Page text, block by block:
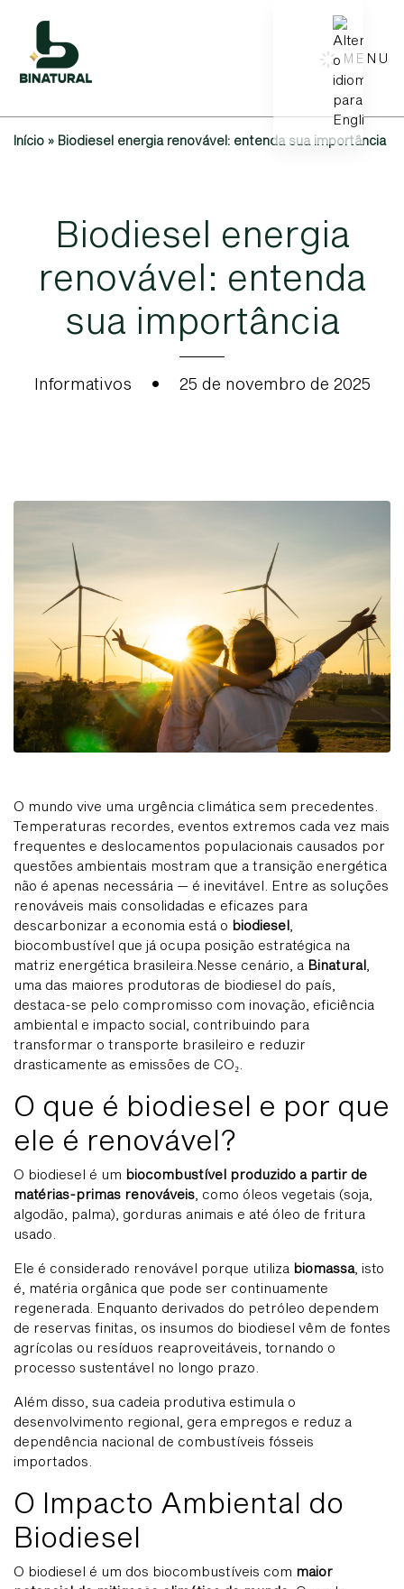
MENU
Início » Biodiesel energia renovável: entenda sua importância
Biodiesel energia
renovável: entenda
sua importância
Informativos • 25 de novembro de 2025
O mundo vive uma urgência climática sem precedentes.
Temperaturas recordes, eventos extremos cada vez mais
frequentes e deslocamentos populacionais causados por
questões ambientais mostram que a transição energética
não é apenas necessária — é inevitável. Entre as soluções
renováveis mais consolidadas e eficazes para
descarbonizar a economia está o biodiesel
biocombustível que já ocupa posição estratégica na
matriz energética brasileira.Nesse cenário, a Binatural
uma das maiores produtoras de biodiesel do país,
destaca-se pelo compromisso com inovação, eficiência
ambiental e impacto social, contribuindo para
transformar o transporte brasileiro e reduzir
drasticamente as emissões de CO₂.
O que é biodiesel e por que
ele é renovável?
O biodiesel é um biocombustível produzido a partir de
matérias-primas renováveis , como óleos vegetais (soja,
algodão, palma), gorduras animais e até óleo de fritura
usado.
Ele é considerado renovável porque utiliza biomassa , isto
é, matéria orgânica que pode ser continuamente
regenerada. Enquanto derivados do petróleo dependem
de reservas finitas, os insumos do biodiesel vêm de fontes
agrícolas ou resíduos reaproveitáveis, tornando o
processo sustentável no longo prazo.
Além disso, sua cadeia produtiva estimula o
desenvolvimento regional, gera empregos e reduz a
dependência nacional de combustíveis fósseis
importados.
O Impacto Ambiental do
Biodiesel
O biodiesel é um dos biocombustíveis com maior